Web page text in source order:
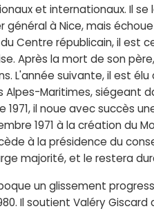
et internationaux. Il se
général à Nice, mais
Centre républicain, il est
Après la mort de son
L'année suivante, il est
Maritimes, siégeant
1971, il noue avec succès
1971 à la création du
à la présidence du
majorité, et le restera
un glissement
Il soutient Valéry